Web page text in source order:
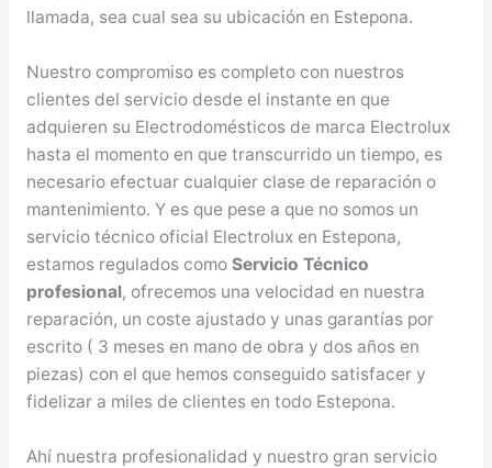
llamada, sea cual sea su ubicación en Estepona.
Nuestro compromiso es completo con nuestros
clientes del servicio desde el instante en que
adquieren su Electrodomésticos de marca Electrolux
hasta el momento en que transcurrido un tiempo, es
necesario efectuar cualquier clase de reparación o
mantenimiento. Y es que pese a que no somos un
servicio técnico oficial Electrolux en Estepona,
estamos regulados como Servicio Técnico
profesional, ofrecemos una velocidad en nuestra
reparación, un coste ajustado y unas garantías por
escrito ( 3 meses en mano de obra y dos años en
piezas) con el que hemos conseguido satisfacer y
fidelizar a miles de clientes en todo Estepona.
Ahí nuestra profesionalidad y nuestro gran servicio